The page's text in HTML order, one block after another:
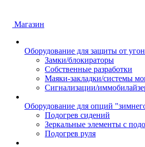
Магазин
Оборудование для защиты от
Замки/блокираторы
Собственные разработки
Маяки-закладки/системы
Сигнализации/
Оборудование для опций
Подогрев сидений
Зеркальные элементы с
Подогрев руля